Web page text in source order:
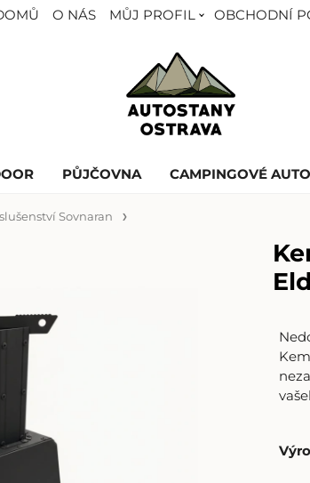
O NÁS MŮJ PROFIL OBCHODNÍ
PŮJČOVNA CAMPINGOVÉ
Sovnaran